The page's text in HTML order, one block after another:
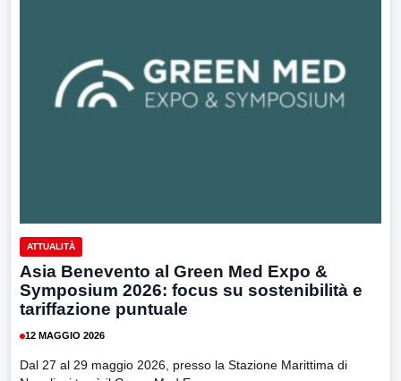
ATTUALITÀ
Asia Benevento al Green Med Expo &
Symposium 2026: focus su sostenibilità e
tariffazione puntuale
12 MAGGIO 2026
Dal 27 al 29 maggio 2026, presso la Stazione Marittima di